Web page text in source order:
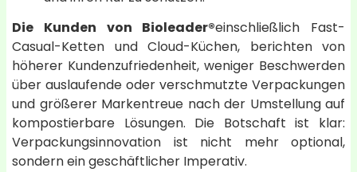
Die Kunden von Bioleader®einschließlich Fast-
Casual-Ketten und Cloud-Küchen, berichten von
höherer Kundenzufriedenheit, weniger Beschwerden
über auslaufende oder verschmutzte Verpackungen
und größerer Markentreue nach der Umstellung auf
kompostierbare Lösungen. Die Botschaft ist klar:
Verpackungsinnovation ist nicht mehr optional,
sondern ein geschäftlicher Imperativ.